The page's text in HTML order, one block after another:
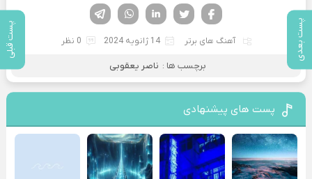
پست بعدی پست قبلی
لینکدین تویتر
فیسوک
آهنگ های برتر 14 ژانویه 2024 0 نظر
برچسب ها : ناصر یعقوبی
پست های پیشنهادی